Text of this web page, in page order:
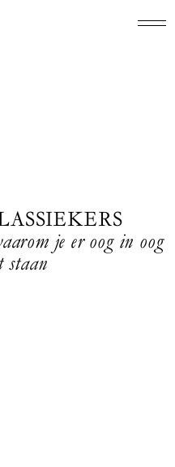
homepage
je er oog in oog
staan